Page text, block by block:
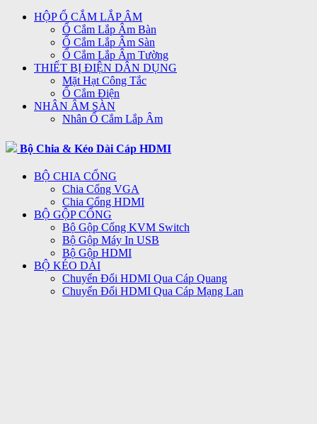
HỘP Ổ CẮM LẮP ÂM
Ổ Cắm Lắp Âm Bàn
Ổ Cắm Lắp Âm Sàn
Ổ Cắm Lắp Âm Tường
THIẾT BỊ ĐIỆN DÂN DỤNG
Mặt Hạt Công Tắc
Ổ Cắm Điện
NHÂN ÂM SÀN
Nhân Ổ Cắm Lắp Âm
Bộ Chia & Kéo Dài Cáp HDMI
BỘ CHIA CỔNG
Chia Cổng VGA
Chia Cổng HDMI
BỘ GỘP CỔNG
Bộ Gộp Cổng KVM Switch
Bộ Gộp Máy In USB
Bộ Gộp HDMI
BỘ KÉO DÀI
Chuyển Đổi HDMI Qua Cáp Quang
Chuyển Đổi HDMI Qua Cáp Mạng Lan